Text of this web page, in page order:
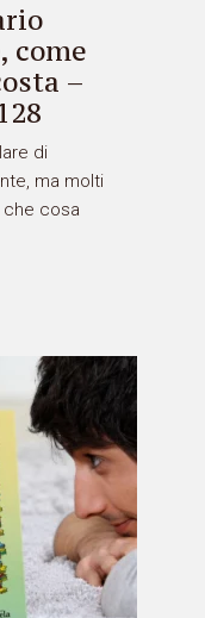
come
–
di
ma molti
che cosa